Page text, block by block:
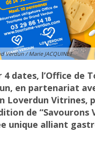
Verdun / Marie JACQUINET
dates, l’Office de
en partenariat
Loverdun Vitrines,
de “Savourons
unique alliant